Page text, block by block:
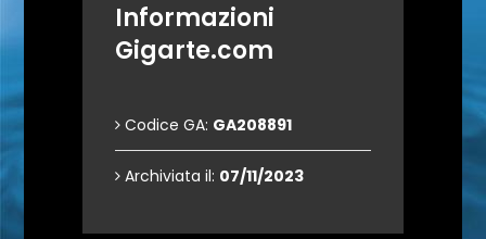
Informazioni
Gigarte.com
Codice GA: GA208891
Archiviata il: 07/11/2023